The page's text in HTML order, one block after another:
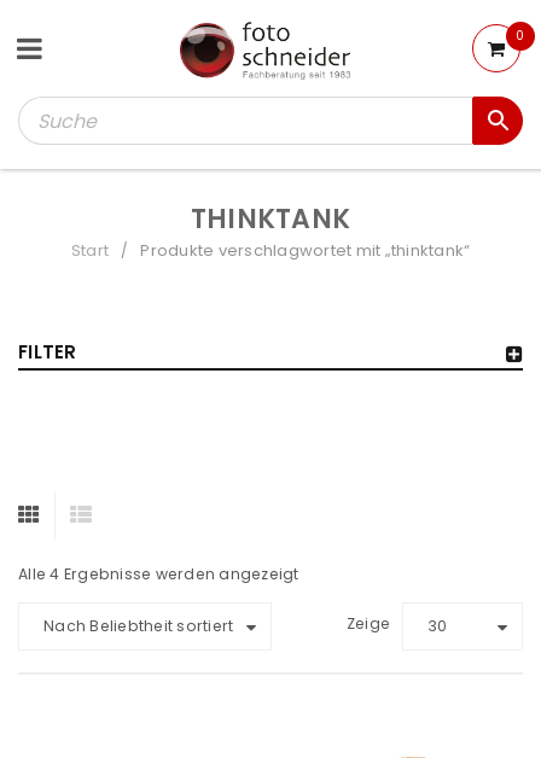
0
THINKTANK
Start / Produkte verschlagwortet mit „thinktank“
FILTER
Alle 4 Ergebnisse werden angezeigt
Nach Beliebtheit sortiert Zeige 30